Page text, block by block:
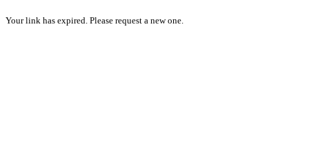
Your link has expired. Please request a new one.